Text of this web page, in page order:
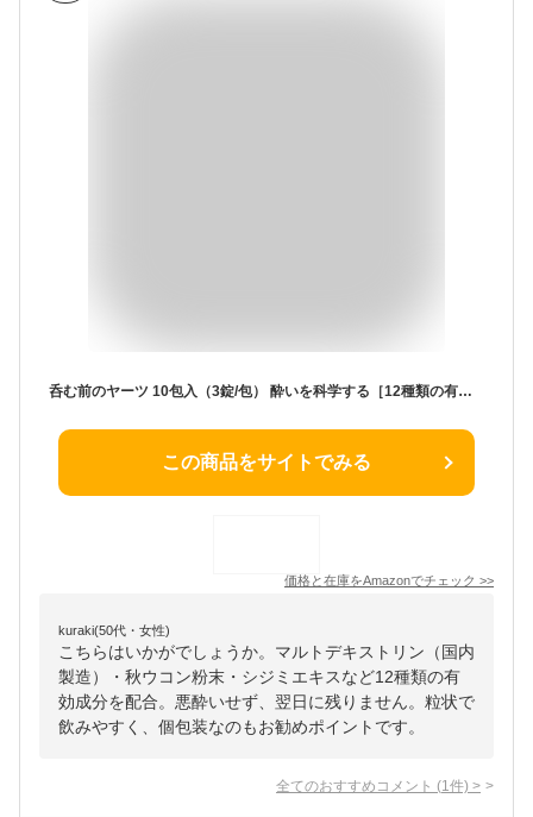
呑む前のヤーツ 10包入（3錠/包） 酔いを科学する［12種類の有効成分配合］ 次世代サプリメント
この商品をサイトでみる
価格と在庫をAmazonでチェック >>
kuraki(50代・女性)
こちらはいかがでしょうか。マルトデキストリン（国内
製造）・秋ウコン粉末・シジミエキスなど12種類の有
効成分を配合。悪酔いせず、翌日に残りません。粒状で
飲みやすく、個包装なのもお勧めポイントです。
全てのおすすめコメント (1 件) >